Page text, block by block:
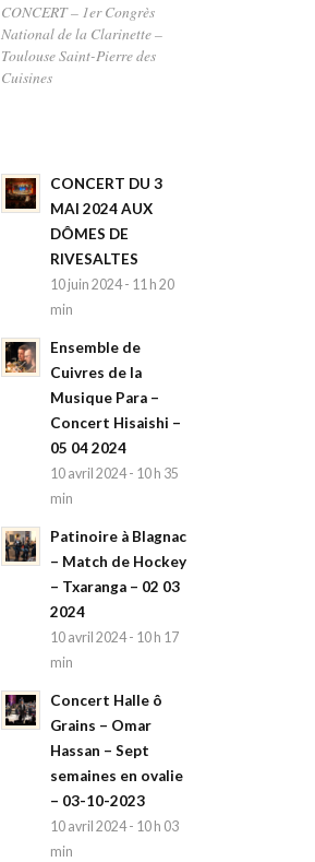
CONCERT – 1er Congrès
National de la Clarinette –
Toulouse Saint-Pierre des
Cuisines
CONCERT DU 3
MAI 2024 AUX
DÔMES DE
RIVESALTES
10 juin 2024 - 11 h 20
min
Ensemble de
Cuivres de la
Musique Para –
Concert Hisaishi –
05 04 2024
10 avril 2024 - 10 h 35
min
Patinoire à Blagnac
– Match de Hockey
– Txaranga – 02 03
2024
10 avril 2024 - 10 h 17
min
Concert Halle ô
Grains – Omar
Hassan – Sept
semaines en ovalie
– 03-10-2023
10 avril 2024 - 10 h 03
min